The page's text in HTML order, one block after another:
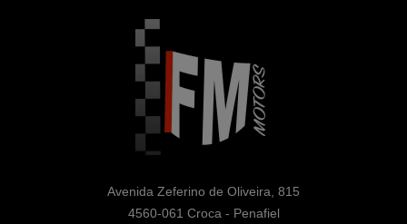
Avenida Zeferino de Oliveira, 815
4560-061 Croca - Penafiel